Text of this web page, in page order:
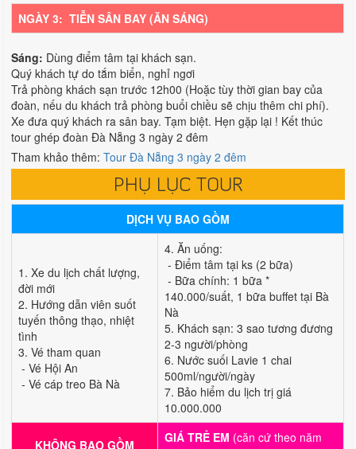
NGÀY 3: TIỄN SÂN BAY (ĂN SÁNG)
Sáng: Dùng điểm tâm tại khách sạn.
Quý khách tự do tắm biển, nghỉ ngơi
Trả phòng khách sạn trước 12h00 (Hoặc tùy thời gian bay của
đoàn, nếu du khách trả phòng buổi chiều sẽ chịu thêm chi phí).
Xe đưa quý khách ra sân bay. Tạm biệt. Hẹn gặp lại ! Kết thúc
tour ghép đoàn Đà Nẵng 3 ngày 2 đêm
Tham khảo thêm:Tour Đà Nẵng 3 ngày 2 đêm
PHỤ LỤC TOUR
DỊCH VỤ BAO GỒM
1. Xe du lịch chất lượng,
đời mới
2. Hướng dẫn viên suốt
tuyến thông thạo, nhiệt
tình
3. Vé tham quan
- Vé Hội An
- Vé cáp treo Bà Nà
4. Ăn uống:
- Điểm tâm tại ks (2 bữa)
- Bữa chính: 1 bữa *
140.000/suất, 1 bữa buffet tại Bà
Nà
5. Khách sạn: 3 sao tương đương
2-3 người/phòng
6. Nước suối Lavie 1 chai
500ml/người/ngày
7. Bảo hiểm du lịch trị giá
10.000.000
KHÔNG BAO GỒM GIÁ TRẺ EM (căn cứ theo năm